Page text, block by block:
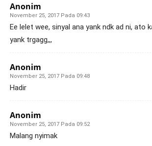
Anonim
November 25, 2017 Pada 09:43
Ee lelet wee, sinyal ana yank ndk ad ni, ato
yank trgagg,,,
Anonim
November 25, 2017 Pada 09:48
Hadir
Anonim
November 25, 2017 Pada 09:52
Malang nyimak